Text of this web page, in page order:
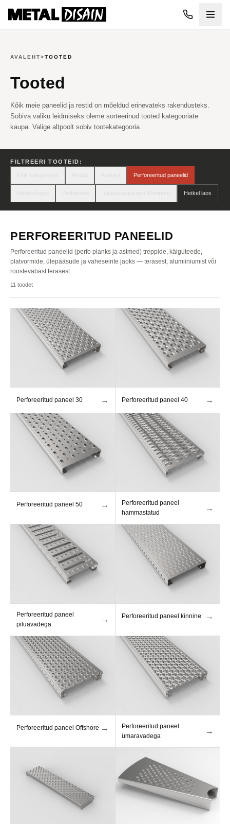
AVALEHT>TOOTED
Tooted
Kõik meie paneelid ja restid on mõeldud erinevateks rakendusteks.
Sobiva valiku leidmiseks oleme sorteerinud tooted kategooriate
kaupa. Valige altpoolt sobiv tootekategooria.
FILTREERI TOOTEID:
Perforeeritud paneelid
Hetkel laos
PERFOREERITUD PANEELID
Perforeeritud paneelid (perfo planks ja astmed) treppide, käiguteede,
platvormide, ülepääsude ja vaheseinte jaoks — terasest, alumiiniumist või
roostevabast terasest.
11 toodet
Perforeeritud paneel 30 → Perforeeritud paneel 40 →
Perforeeritud paneel 50 →
Perforeeritud paneel
hammastatud
→
Perforeeritud paneel
piluavadega
→ Perforeeritud paneel kinnine →
Perforeeritud paneel Offshore →
Perforeeritud paneel
ümaravadega
→